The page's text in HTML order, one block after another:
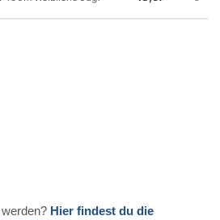
Hier findest du die